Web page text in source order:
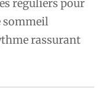
réguliers pour
sommeil
rassurant